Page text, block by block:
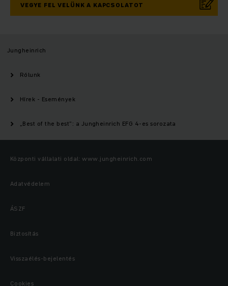
VEGYE FEL VELÜNK A KAPCSOLATOT
Jungheinrich
Rólunk
Hírek - Események
„Best of the best”: a Jungheinrich EFG 4-es sorozata
Központi vállalati oldal: www.jungheinrich.com
Adatvédelem
ÁSZF
Biztosítás
Visszaélés-bejelentés
Cookies